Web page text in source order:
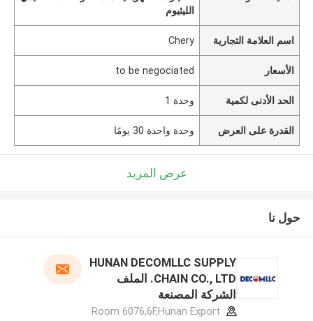
الليثيوم
اسم العلامة التجارية Chery
الأسعار to be negociated
الحد الأدنى لكمية وحدة 1
القدرة على العرض وحدة واحدة 30 يومًا
عرض المزيد
حول نا
HUNAN DECOMLLC SUPPLY
CHAIN CO., LTD. الملف
الشركة المصنعة
Room 6076,6F,Hunan Export